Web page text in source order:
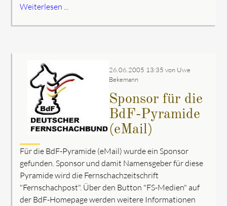
Weiterlesen ...
26.06.2005 13:35 von Uwe
Bekemann
Sponsor für die
BdF-Pyramide
(eMail)
Für die BdF-Pyramide (eMail) wurde ein Sponsor
gefunden. Sponsor und damit Namensgeber für diese
Pyramide wird die Fernschachzeitschrift
"Fernschachpost". Über den Button "FS-Medien" auf
der BdF-Homepage werden weitere Informationen